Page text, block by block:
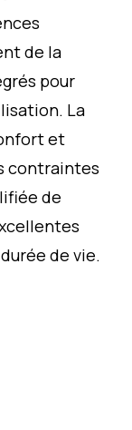
de la
pour
La
et
contraintes
de
de vie.